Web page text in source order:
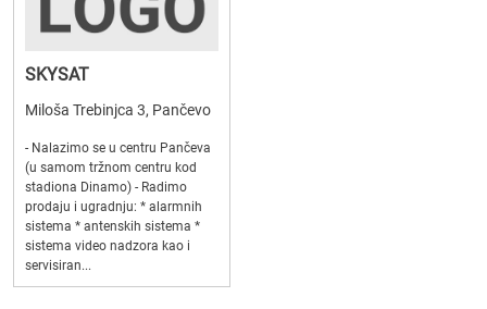
SKYSAT
Miloša Trebinjca 3, Pančevo
- Nalazimo se u centru Pančeva
(u samom tržnom centru kod
stadiona Dinamo) - Radimo
prodaju i ugradnju: * alarmnih
sistema * antenskih sistema *
sistema video nadzora kao i
servisiran...